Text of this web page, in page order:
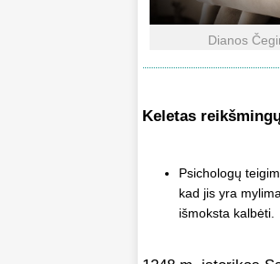
Dianos
Keletas
Psichologų
kad jis yra
išmoksta kalbėti.